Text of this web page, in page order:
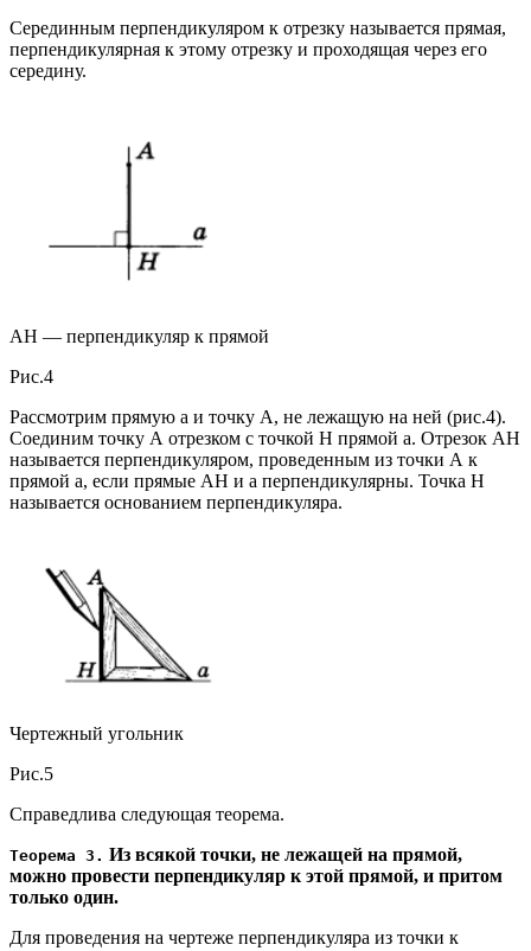
Серединным перпендикуляром к отрезку называется прямая,
перпендикулярная к этому отрезку и проходящая через его
середину.
АН — перпендикуляр к прямой
Рис.4
Рассмотрим прямую а и точку А, не лежащую на ней (рис.4).
Соединим точку А отрезком с точкой Н прямой а. Отрезок АН
называется перпендикуляром, проведенным из точки А к
прямой а, если прямые АН и а перпендикулярны. Точка Н
называется основанием перпендикуляра.
Чертежный угольник
Рис.5
Справедлива следующая теорема.
Теорема 3. Из всякой точки, не лежащей на прямой,
можно провести перпендикуляр к этой прямой, и притом
только один.
Для проведения на чертеже перпендикуляра из точки к